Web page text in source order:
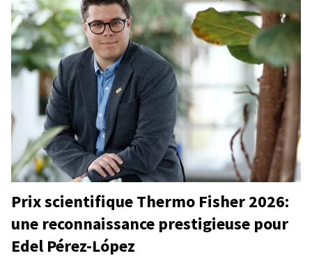
Prix scientifique Thermo Fisher 2026:
une reconnaissance prestigieuse pour
Edel Pérez-López